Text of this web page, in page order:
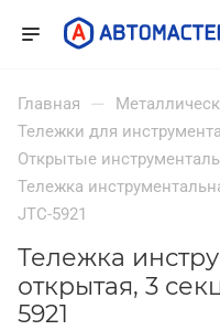
Главная —
Тележки для инструмента
Открытые
Тележка
JTC-5921
Тележка
открытая, 3
5921